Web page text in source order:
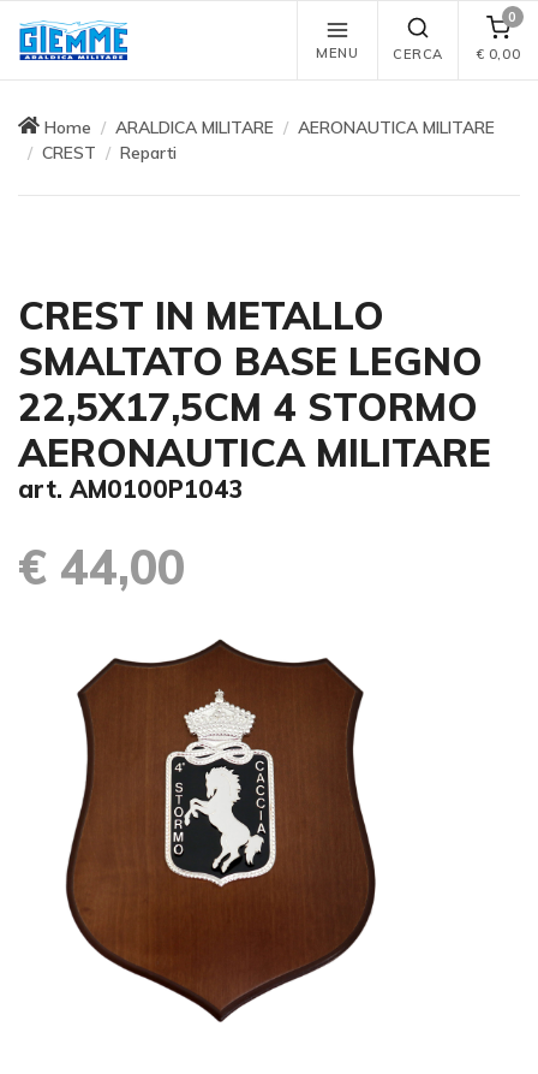
MENU CERCA
0
€ 0,00
Home ARALDICA MILITARE
AERONAUTICA MILITARE
CREST
Reparti
CREST IN METALLO
SMALTATO BASE LEGNO
22,5X17,5CM 4 STORMO
AERONAUTICA MILITARE
art. AM0100P1043
€ 44,00